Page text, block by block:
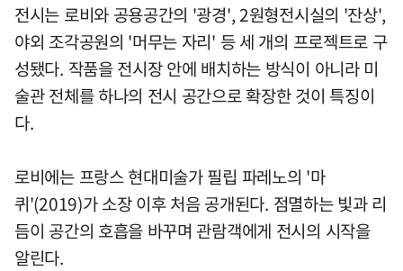
전시는 로비와 공용공간의 '광경', 2원형전시실의 '잔상',
야외 조각공원의 '머무는 자리' 등 세 개의 프로젝트로 구
성됐다. 작품을 전시장 안에 배치하는 방식이 아니라 미
술관 전체를 하나의 전시 공간으로 확장한 것이 특징이
다.
로비에는 프랑스 현대미술가 필립 파레노의 '마
퀴'(2019)가 소장 이후 처음 공개된다. 점멸하는 빛과 리
듬이 공간의 호흡을 바꾸며 관람객에게 전시의 시작을
알린다.